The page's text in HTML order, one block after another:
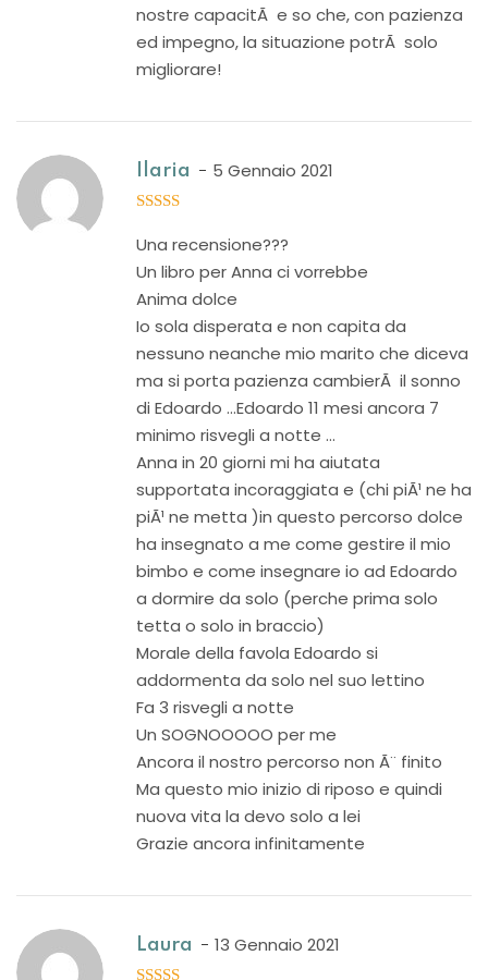
nostre capacitÃ e so che, con pazienza
ed impegno, la situazione potrÃ solo
migliorare!
Ilaria 5 Gennaio 2021
Una recensione???
Un libro per Anna ci vorrebbe
Anima dolce
Io sola disperata e non capita da
nessuno neanche mio marito che diceva
ma si porta pazienza cambierÃ il sonno
di Edoardo …Edoardo 11 mesi ancora 7
minimo risvegli a notte …
Anna in 20 giorni mi ha aiutata
supportata incoraggiata e (chi piÃ¹ ne ha
piÃ¹ ne metta )in questo percorso dolce
ha insegnato a me come gestire il mio
bimbo e come insegnare io ad Edoardo
a dormire da solo (perche prima solo
tetta o solo in braccio)
Morale della favola Edoardo si
addormenta da solo nel suo lettino
Fa 3 risvegli a notte
Un SOGNOOOOO per me
Ancora il nostro percorso non Ã¨ finito
Ma questo mio inizio di riposo e quindi
nuova vita la devo solo a lei
Grazie ancora infinitamente
Laura 13 Gennaio 2021